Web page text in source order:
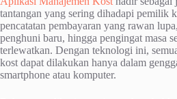
tantangan yang sering dihadapi pemilik
pencatatan pembayaran yang rawan
penghuni baru, hingga pengingat masa
terlewatkan. Dengan teknologi ini,
kost dapat dilakukan hanya dalam
smartphone atau komputer.